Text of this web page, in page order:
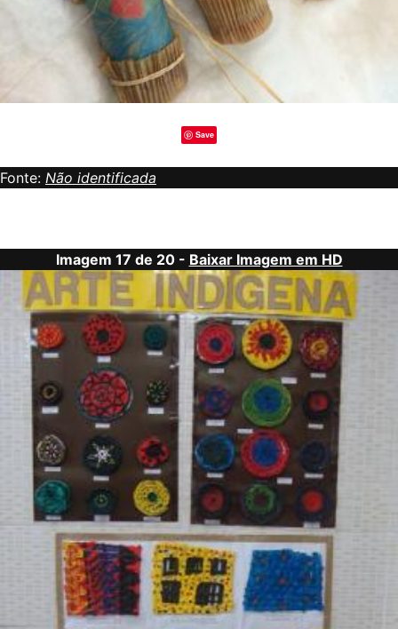
Save
Fonte: Não identificada
Imagem 17 de 20 - Baixar Imagem em HD